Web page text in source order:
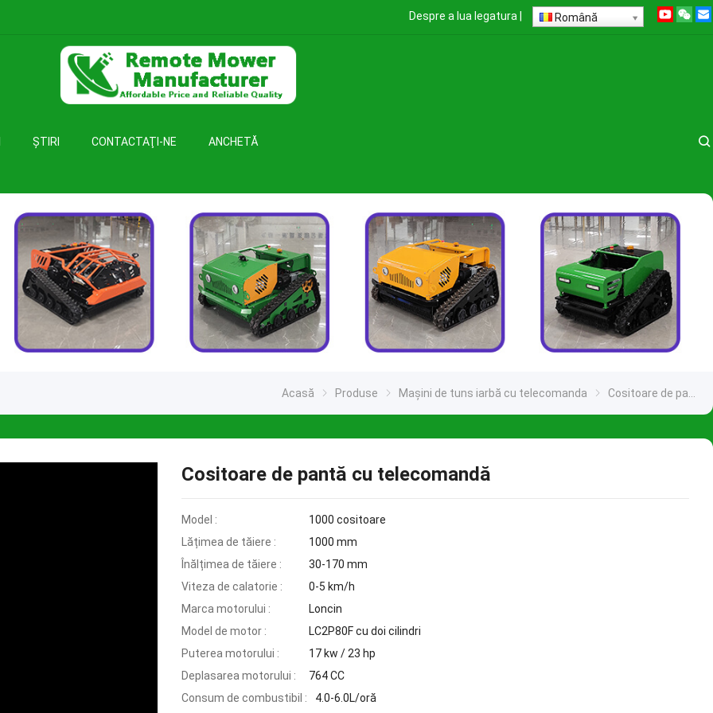
Despre a lua legatura Română
ŞTIRI CONTACTAŢI-NE ANCHETĂ
Acasă Produse Mașini de tuns iarbă cu telecomanda Cositoare de pantă cu telecomandă
Cositoare de pantă cu telecomandă
Model :
1000 cositoare
Lățimea de tăiere :
1000 mm
Înălțimea de tăiere :
30-170 mm
Viteza de calatorie :
0-5 km/h
Marca motorului :
Loncin
Model de motor :
LC2P80F cu doi cilindri
Puterea motorului :
17 kw / 23 hp
Deplasarea motorului :
764 CC
Consum de combustibil :
4.0-6.0L/oră